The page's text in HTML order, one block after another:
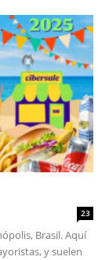
23
Brasil. Aquí
y suelen